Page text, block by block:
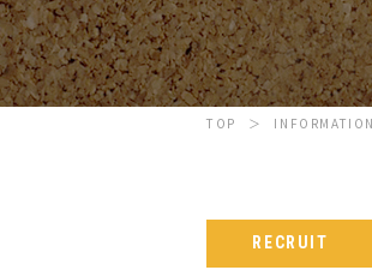
TOP INFORMATION
RECRUIT